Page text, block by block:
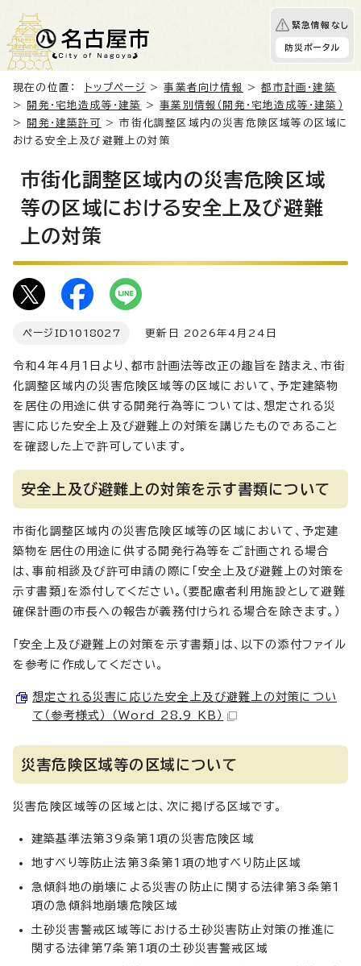
緊急情報なし
防災ポータル
現在の位置： トップページ >事業者向け情報 >都市計画・建築
>
開発・宅地造成等・建築 >事業別情報（開発・宅地造成等・建築）
>
開発・建築許可
> 市街化調整区域内の災害危険区域等の区域に
おける安全上及び避難上の対策
市街化調整区域内の災害危険区域
等の区域における安全上及び避難
上の対策
ページID 1018027 更新日 2026年4月24日
令和4年4月1日より、都市計画法等改正の趣旨を踏まえ、市街
化調整区域内の災害危険区域等の区域において、予定建築物
を居住の用途に供する開発行為等については、想定される災
害に応じた安全上及び避難上の対策を講じたものであること
を確認した上で許可しています。
安全上及び避難上の対策を示す書類について
市街化調整区域内の災害危険区域等の区域において、予定建
築物を居住の用途に供する開発行為等をご計画される場合
は、事前相談及び許可申請の際に「安全上及び避難上の対策を
示す書類」を添付してください。（要配慮者利用施設として避難
確保計画の市長への報告が義務付けられる場合を除きます。）
「安全上及び避難上の対策を示す書類」は、以下の添付ファイル
を参考に作成してください。
想定される災害に応じた安全上及び避難上の対策につい
て（参考様式） （Word 28.9 KB）
災害危険区域等の区域について
災害危険区域等の区域とは、次に掲げる区域です。
建築基準法第39条第1項の災害危険区域
地すべり等防止法第3条第1項の地すべり防止区域
急傾斜地の崩壊による災害の防止に関する法律第3条第1
項の急傾斜地崩壊危険区域
土砂災害警戒区域等における土砂災害防止対策の推進に
関する法律第7条第1項の土砂災害警戒区域